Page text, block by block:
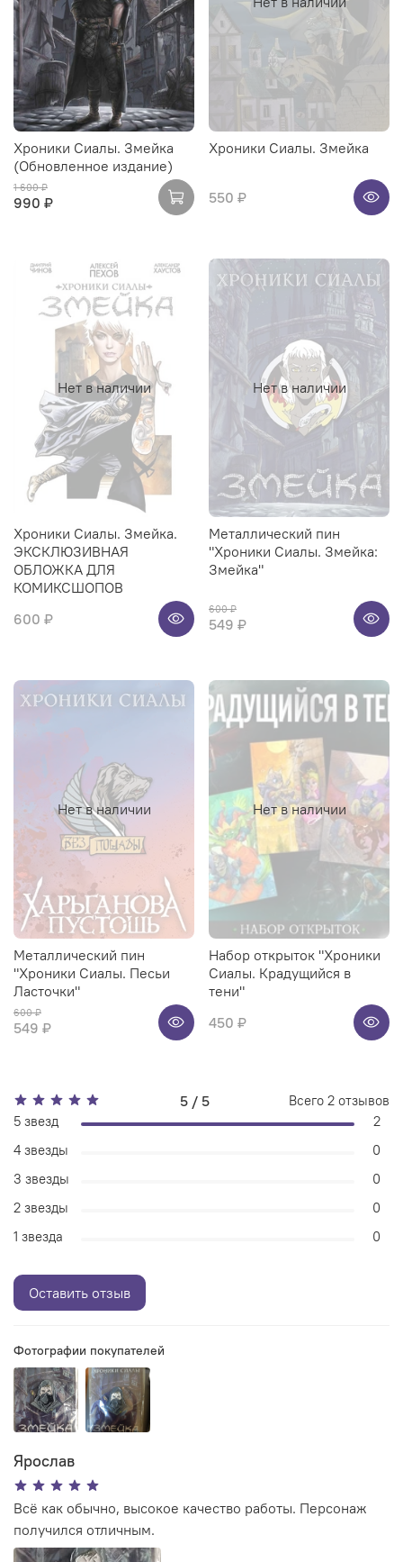
Хроники Сиалы. Змейка
(Обновленное издание)
1 600 ₽
990 ₽
Хроники Сиалы. Змейка
550 ₽
Нет в наличии
Хроники Сиалы. Змейка.
ЭКСКЛЮЗИВНАЯ
ОБЛОЖКА ДЛЯ
КОМИКСШОПОВ
600 ₽
Нет в наличии
Металлический пин
"Хроники Сиалы. Змейка:
Змейка"
600 ₽
549 ₽
Нет в наличии
Металлический пин
"Хроники Сиалы. Песьи
Ласточки"
600 ₽
549 ₽
Нет в наличии
Набор открыток "Хроники
Сиалы. Крадущийся в
тени"
450 ₽
Фотографии покупателей
Ярослав
Всё как обычно, высокое качество работы. Персонаж
получился отличным.
5 / 5 Всего 2 отзывов
5 звезд
2
4 звезды
0
3 звезды
0
2 звезды
0
1 звезда
0
Оставить отзыв